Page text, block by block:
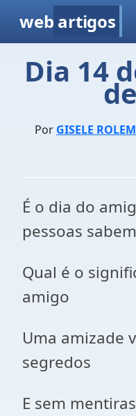
web artigos
Dia 14
Por GISELE
É o dia do
pessoas sabem
Qual é o
amigo
Uma amizade
segredos
E sem mentiras